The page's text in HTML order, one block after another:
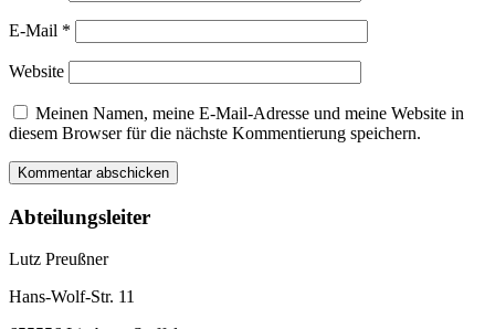
E-Mail *
Website
Meinen Namen, meine E-Mail-Adresse und meine Website in
diesem Browser für die nächste Kommentierung speichern.
Abteilungsleiter
Lutz Preußner
Hans-Wolf-Str. 11